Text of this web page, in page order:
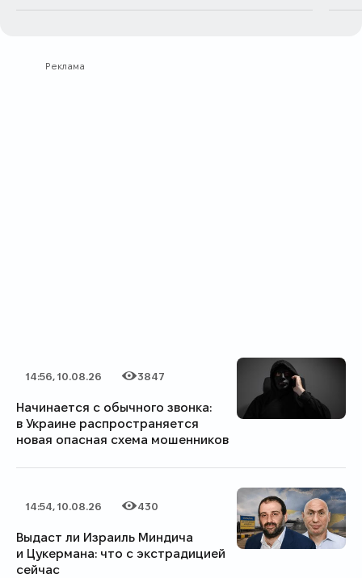
Реклама
Дата публикации
14:56, 10.08.26
Категория
Количество просмотров
3847
Начинается с обычного звонка:
в Украине распространяется
новая опасная схема мошенников
Дата публикации
14:54, 10.08.26
Категория
Количество просмотров
430
Выдаст ли Израиль Миндича
и Цукермана: что с экстрадицией
сейчас